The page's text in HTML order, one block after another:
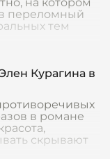
переломный
тем
Курагина в
в романе
скрывают